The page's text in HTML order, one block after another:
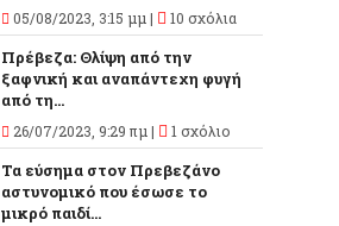
05/08/2023, 3:15 μμ | 10 σχόλια
Πρέβεζα: Θλίψη από την
ξαφνική και αναπάντεχη φυγή
από τη...
26/07/2023, 9:29 πμ | 1 σχόλιο
Τα εύσημα στον Πρεβεζάνο
αστυνομικό που έσωσε το
μικρό παιδί...